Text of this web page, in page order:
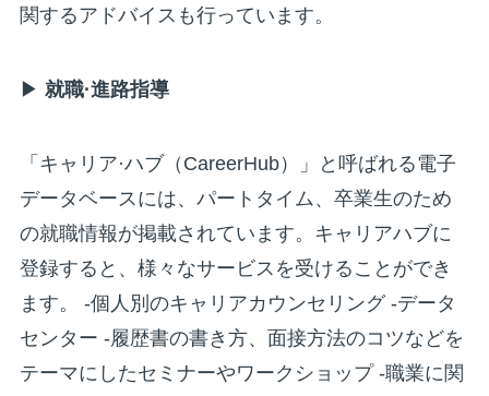
関するアドバイスも行っています。
▶ 就職·進路指導
「キャリア·ハブ（CareerHub）」と呼ばれる電子
データベースには、パートタイム、卒業生のため
の就職情報が掲載されています。キャリアハブに
登録すると、様々なサービスを受けることができ
ます。 -個人別のキャリアカウンセリング -データ
センター -履歴書の書き方、面接方法のコツなどを
テーマにしたセミナーやワークショップ -職業に関